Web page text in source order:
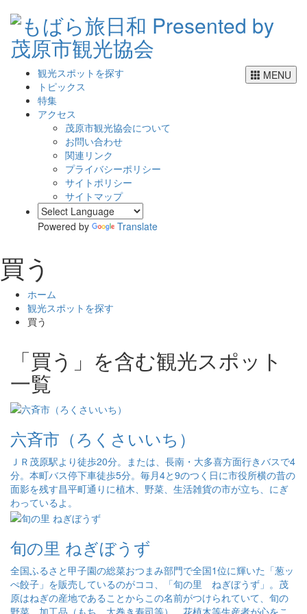
MENU
観光スポットを探す
トピックス
特集
アクセス
茂原市観光協会について
お問い合わせ
関連リンク
プライバシーポリシー
サイトポリシー
サイトマップ
Powered by Translate
買う
ホーム
観光スポットを探す
買う
「買う」を含む観光スポット
一覧
六斉市（ろくさいいち）
ＪＲ茂原駅より徒歩20分。または、長南・大多喜方面行きバスで4
分。本町バス停下車徒歩5分。毎月4と9のつく日に市役所横の昔の
面影を残す昌平町通りに植木、野菜、生活雑貨の市が立ち、にぎ
わっているよ。
旬の里 ねぎぼうず
全国ふるさと甲子園の総菜おつまみ部門で全国1位に輝いた「葱ッ
ぺ餃子」を販売しているのがココ、「旬の里 ねぎぼうず」。茂
原はねぎの産地であることからこの名前がつけられていて、旬の
野菜、加工品（もち、太巻き寿司等）、花植木等生産者が心をこ